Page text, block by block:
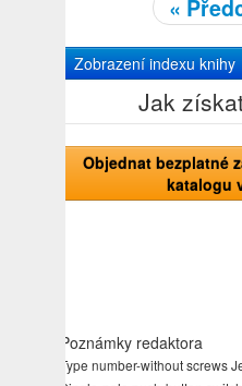
«
Zobrazení indexu knihy
Jak
Objednat bezplatné
katalogu
Poznámky redaktora
Type number-without screws